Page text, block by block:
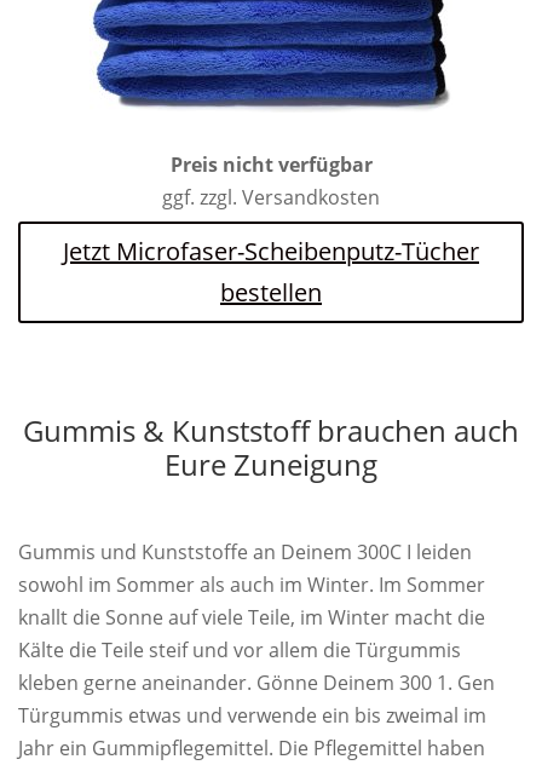
Preis nicht verfügbar
ggf. zzgl. Versandkosten
Jetzt Microfaser-Scheibenputz-Tücher
bestellen
Gummis & Kunststoff brauchen auch
Eure Zuneigung
Gummis und Kunststoffe an Deinem 300C I leiden
sowohl im Sommer als auch im Winter. Im Sommer
knallt die Sonne auf viele Teile, im Winter macht die
Kälte die Teile steif und vor allem die Türgummis
kleben gerne aneinander. Gönne Deinem 300 1. Gen
Türgummis etwas und verwende ein bis zweimal im
Jahr ein Gummipflegemittel. Die Pflegemittel haben